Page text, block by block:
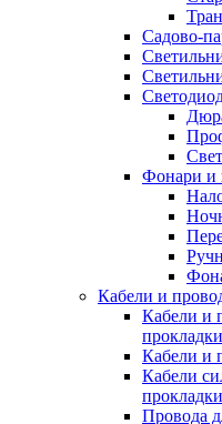
Садово-
Фонари и
Кабели и
Кабели и
прокладки
Кабели и
Кабели
прокладки
Провода